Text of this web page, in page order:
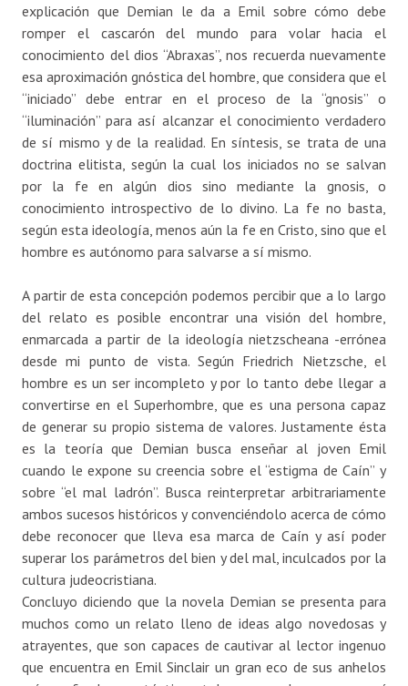
explicación que Demian le da a Emil sobre cómo debe
romper el cascarón del mundo para volar hacia el
conocimiento del dios “Abraxas”, nos recuerda nuevamente
esa aproximación gnóstica del hombre, que considera que el
“iniciado” debe entrar en el proceso de la “gnosis” o
“iluminación” para así alcanzar el conocimiento verdadero
de sí mismo y de la realidad. En síntesis, se trata de una
doctrina elitista, según la cual los iniciados no se salvan
por la fe en algún dios sino mediante la gnosis, o
conocimiento introspectivo de lo divino. La fe no basta,
según esta ideología, menos aún la fe en Cristo, sino que el
hombre es autónomo para salvarse a sí mismo.
A partir de esta concepción podemos percibir que a lo largo
del relato es posible encontrar una visión del hombre,
enmarcada a partir de la ideología nietzscheana -errónea
desde mi punto de vista. Según Friedrich Nietzsche, el
hombre es un ser incompleto y por lo tanto debe llegar a
convertirse en el Superhombre, que es una persona capaz
de generar su propio sistema de valores. Justamente ésta
es la teoría que Demian busca enseñar al joven Emil
cuando le expone su creencia sobre el “estigma de Caín” y
sobre “el mal ladrón”. Busca reinterpretar arbitrariamente
ambos sucesos históricos y convenciéndolo acerca de cómo
debe reconocer que lleva esa marca de Caín y así poder
superar los parámetros del bien y del mal, inculcados por la
cultura judeocristiana.
Concluyo diciendo que la novela Demian se presenta para
muchos como un relato lleno de ideas algo novedosas y
atrayentes, que son capaces de cautivar al lector ingenuo
que encuentra en Emil Sinclair un gran eco de sus anhelos